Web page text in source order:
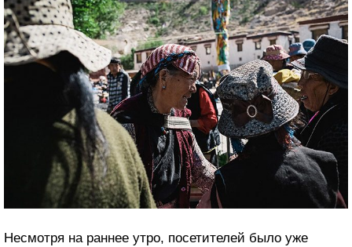
Несмотря на раннее утро, посетителей было уже